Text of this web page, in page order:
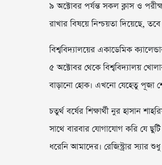
৯ অক্টোবর পর্যন্ত সকল ক্লাস ও
রাখার বিষয়ে নিশ্চয়তা দিয়েছে,
বিশ্ববিদ্যালয়ের একাডেমিক
৫ অক্টোবর থেকে বিশ্ববিদ্যালয়
বাড়ানো হোক। এখনো যেহেতু পূজা
চতুর্থ বর্ষের শিক্ষার্থী নুর হাসান
সাথে বারবার যোগাযোগ করি যে
ধরেনি আমাদের। রেজিস্ট্রার স্যার